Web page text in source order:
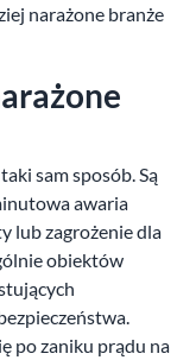
narażone branże
sam sposób. Są
awaria
lub zagrożenie dla
obiektów
po zaniku prądu na